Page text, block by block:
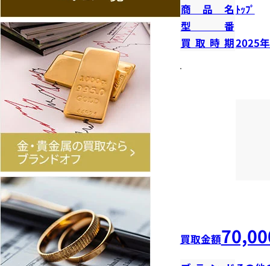
商品名 ﾄｯﾌﾟ
型番
買取時期2025
買取金額